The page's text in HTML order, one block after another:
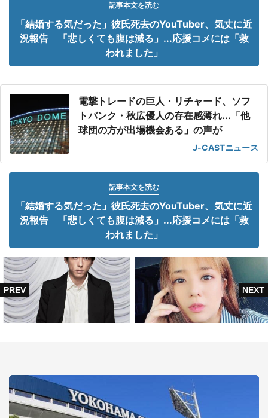
記事本文を読む
「結婚する気だった」彼氏死去のYouTuber、気丈に近
況報告 「悲しくても腹は減る」...応援コメには「救
われました」
電撃トレードの巨人・リチャード、ソフ
トバンク・秋広優人の存在感薄れ...「他
球団の方が出場機会ある」の声が
J-CASTニュース
記事本文を読む
「結婚する気だった」彼氏死去のYouTuber、気丈に近
況報告 「悲しくても腹は減る」...応援コメには「救
われました」